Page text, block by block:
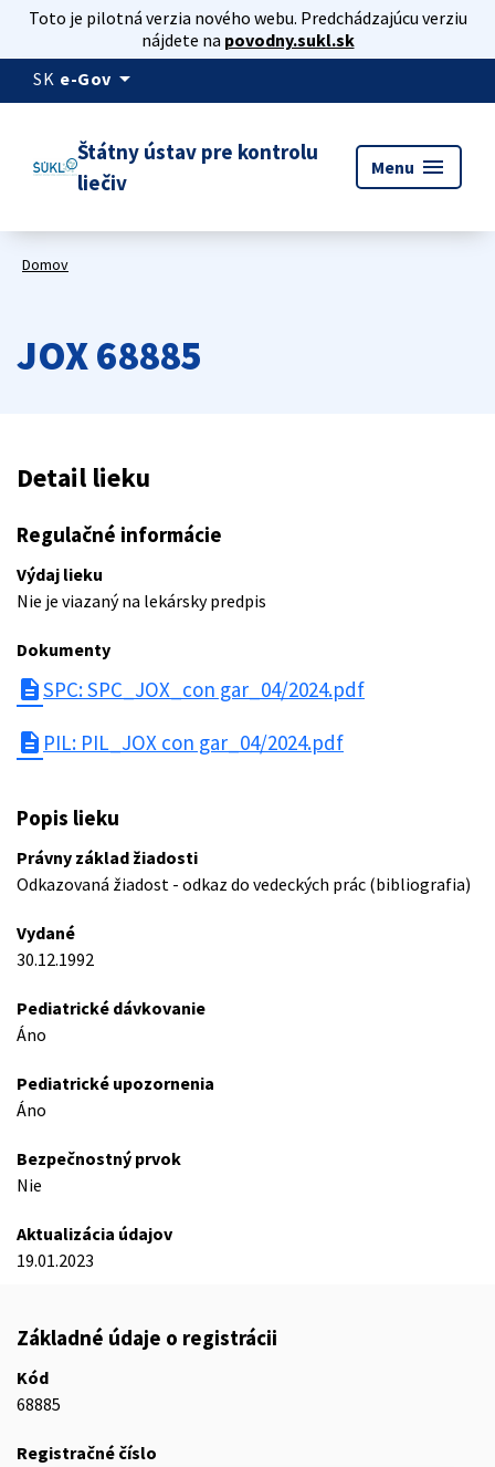
Toto je pilotná verzia nového webu. Predchádzajúcu verziu
nájdete na povodny.sukl.sk
SK e-Gov arrow_drop_down
Štátny ústav pre kontrolu
liečiv
Menu menu
Domov
JOX 68885
Detail lieku
Regulačné informácie
Výdaj lieku
Nie je viazaný na lekársky predpis
Dokumenty
descriptionSPC: SPC_JOX_con gar_04/2024.pdf
description PIL: PIL_JOX con gar_04/2024.pdf
Popis lieku
Právny základ žiadosti
Odkazovaná žiadost - odkaz do vedeckých prác (bibliografia)
Vydané
30.12.1992
Pediatrické dávkovanie
Áno
Pediatrické upozornenia
Áno
Bezpečnostný prvok
Nie
Aktualizácia údajov
19.01.2023
Základné údaje o registrácii
Kód
68885
Registračné číslo